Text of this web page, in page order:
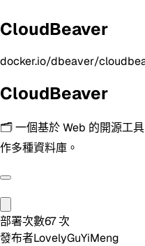
CloudBeaver
docker.io/dbeaver/
CloudBeaver
🗂️ 一個基於 Web 的開源工
作多種資料庫。
部署次數67次
發布者LovelyGuYiMeng